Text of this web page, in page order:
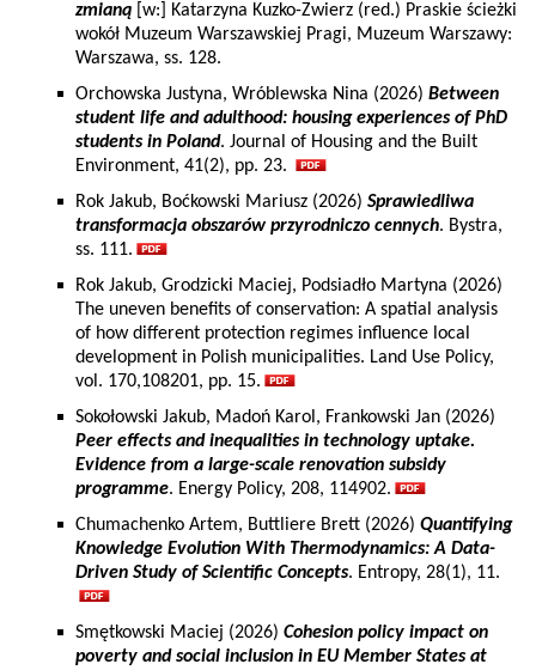
zmianą [w:] Katarzyna Kuzko-Zwierz (red.) Praskie ścieżki
wokół Muzeum Warszawskiej Pragi, Muzeum Warszawy:
Warszawa, ss. 128.
Orchowska Justyna, Wróblewska Nina (2026) Between
student life and adulthood: housing experiences of PhD
students in Poland. Journal of Housing and the Built
Environment, 41(2), pp. 23.
Rok Jakub, Boćkowski Mariusz (2026) Sprawiedliwa
transformacja obszarów przyrodniczo cennych. Bystra,
ss. 111.
Rok Jakub, Grodzicki Maciej, Podsiadło Martyna (2026)
The uneven benefits of conservation: A spatial analysis
of how different protection regimes influence local
development in Polish municipalities. Land Use Policy,
vol. 170,108201, pp. 15.
Sokołowski Jakub, Madoń Karol, Frankowski Jan (2026)
Peer effects and inequalities in technology uptake.
Evidence from a large-scale renovation subsidy
programme. Energy Policy, 208, 114902.
Chumachenko Artem, Buttliere Brett (2026) Quantifying
Knowledge Evolution With Thermodynamics: A Data-
Driven Study of Scientific Concepts. Entropy, 28(1), 11.
Smętkowski Maciej (2026) Cohesion policy impact on
poverty and social inclusion in EU Member States at